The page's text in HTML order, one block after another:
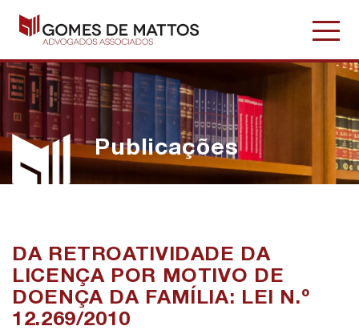
Publicações
DA RETROATIVIDADE DA
LICENÇA POR MOTIVO DE
DOENÇA DA FAMÍLIA: LEI N.º
12.269/2010